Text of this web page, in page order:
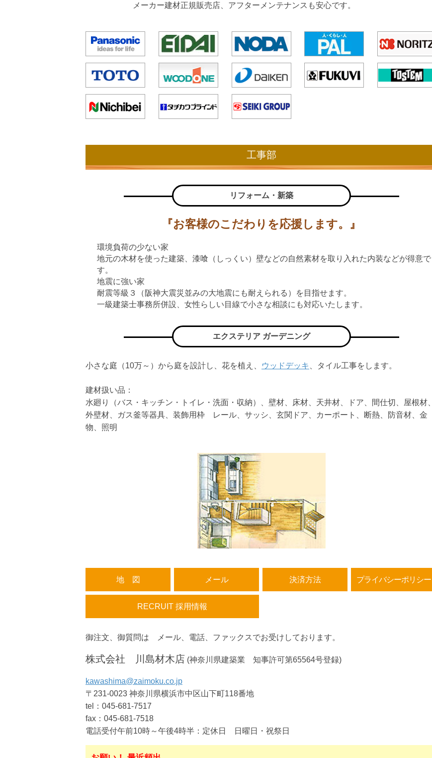
メーカー建材正規販売店、アフターメンテナンスも安心です。
工事部
リフォーム・新築
『お客様のこだわりを応援します。』
環境負荷の少ない家
地元の木材を使った建築、漆喰（しっくい）壁などの自然素材を取り入れた内装などが得意で
す。
地震に強い家
耐震等級３（阪神大震災並みの大地震にも耐えられる）を目指せます。
一級建築士事務所併設、女性らしい目線で小さな相談にも対応いたします。
エクステリア ガーデニング
小さな庭（10万～）から庭を設計し、花を植え、 ウッドデッキ 、タイル工事をします。
建材扱い品：
水廻り（バス・キッチン・トイレ・洗面・収納）、壁材、床材、天井材、ドア、間仕切、屋根材、
外壁材、ガス釜等器具、装飾用枠 レール、サッシ、玄関ドア、カーポート、断熱、防音材、金
物、照明
地 図 メール 決済方法 プライバシーポリシー
RECRUIT 採用情報
御注文、御質問は メール、電話、ファックスでお受けしております。
株式会社 川島材木店 (神奈川県建築業 知事許可第65564号登録)
kawashima@zaimoku.co.jp
〒231-0023 神奈川県横浜市中区山下町118番地
tel： 045-681-7517
fax：045-681-7518
電話受付午前10時～午後4時半：定休日 日曜日・祝祭日